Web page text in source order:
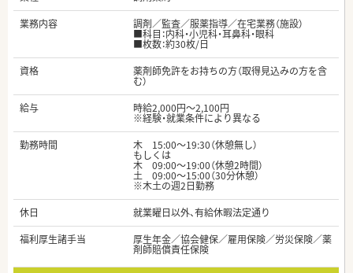
業務内容
調剤／監査／服薬指導／在宅業務（施設）
■科目：内科・小児科・耳鼻科・眼科
■枚数：約30枚/日
資格
薬剤師免許をお持ちの方（取得見込みの方を含
む）
給与
時給2,000円～2,100円
※経験・就業条件により異なる
勤務時間
木 15:00～19:30（休憩無し）
もしくは
木 09:00～19:00（休憩2時間）
土 09:00～15:00（30分休憩）
※木土の週2日勤務
休日
就業曜日以外、有給休暇法定通り
福利厚生諸手当
厚生年金／協会健保／雇用保険／労災保険／薬
剤師賠償責任保険